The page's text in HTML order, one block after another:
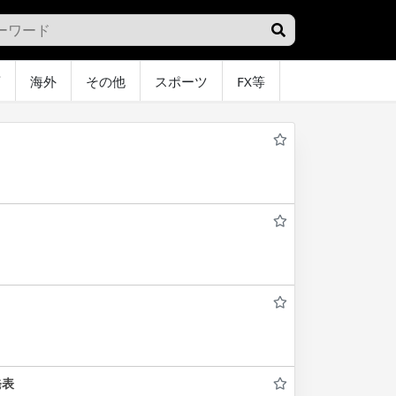
海外 その他 スポーツ FX等